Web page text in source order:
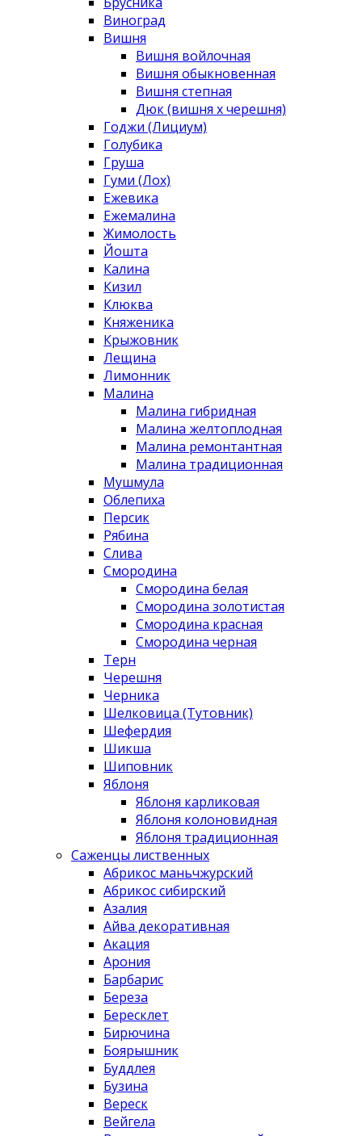
Виноград
Вишня
Вишня войлочная
Вишня обыкновенная
Вишня степная
Дюк (вишня х черешня)
Годжи (Лициум)
Голубика
Груша
Гуми (Лох)
Ежевика
Ежемалина
Жимолость
Йошта
Калина
Кизил
Клюква
Княженика
Крыжовник
Лещина
Лимонник
Малина
Малина гибридная
Малина желтоплодная
Малина ремонтантная
Малина традиционная
Мушмула
Облепиха
Персик
Рябина
Слива
Смородина
Смородина белая
Смородина золотистая
Смородина красная
Смородина черная
Терн
Черешня
Черника
Шелковица (Тутовник)
Шефердия
Шикша
Шиповник
Яблоня
Яблоня карликовая
Яблоня колоновидная
Яблоня традиционная
Саженцы лиственных
Абрикос маньчжурский
Абрикос сибирский
Азалия
Айва декоративная
Акация
Арония
Барбарис
Береза
Бересклет
Бирючина
Боярышник
Буддлея
Бузина
Вереск
Вейгела